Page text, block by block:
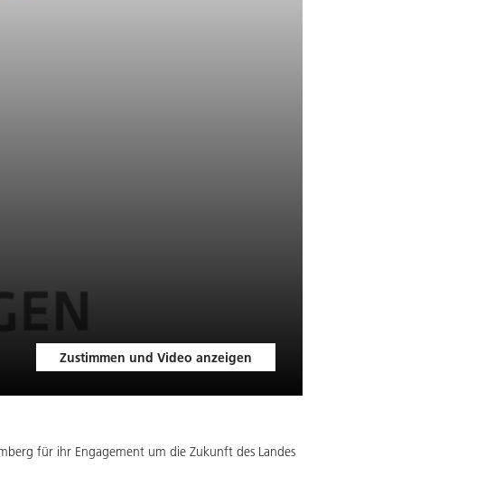
Zustimmen und Video anzeigen
für ihr Engagement um die Zukunft des Landes